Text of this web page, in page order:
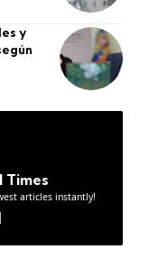
y
Times
articles instantly!